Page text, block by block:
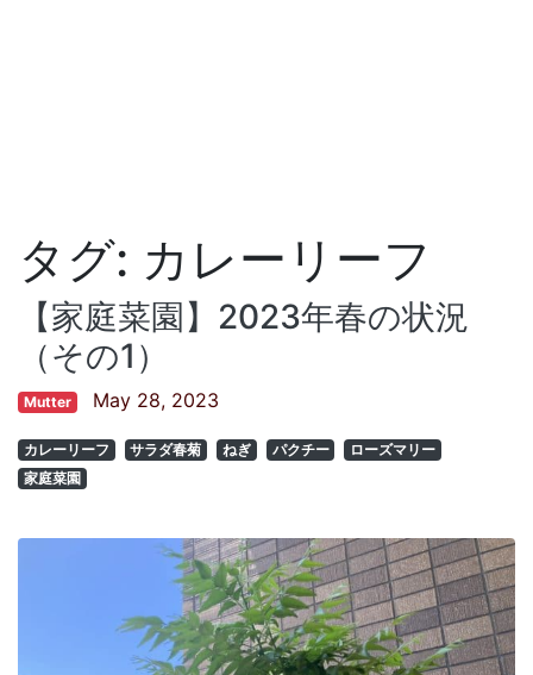
タグ: カレーリーフ
【家庭菜園】2023年春の状況
（その1）
Mutter May 28, 2023
カレーリーフ サラダ春菊 ねぎ パクチー
ローズマリー
家庭菜園